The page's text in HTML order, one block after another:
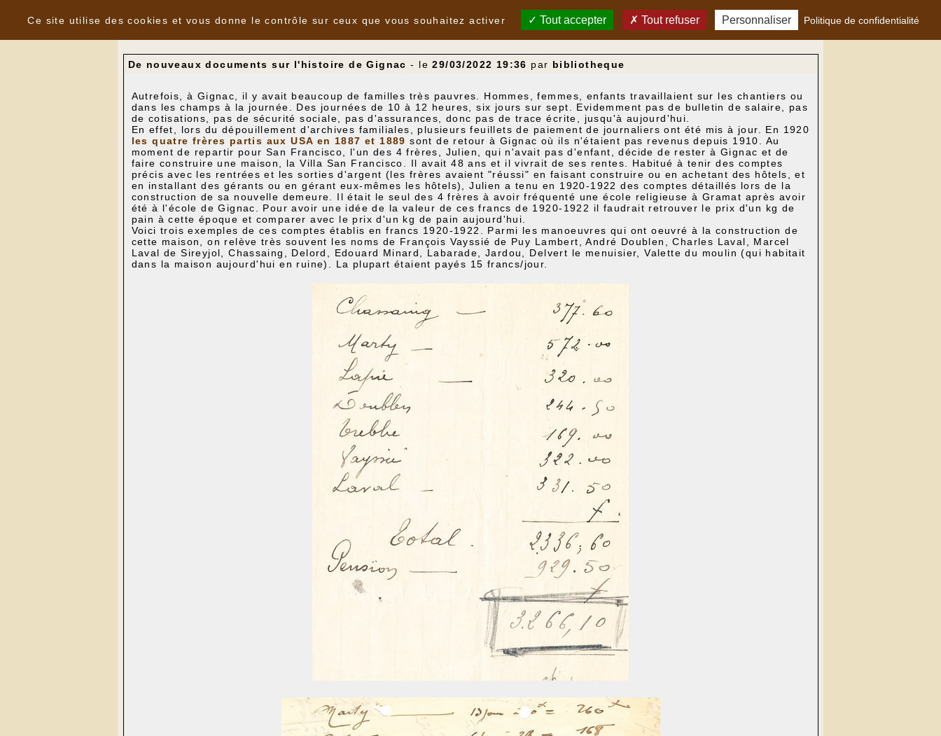
Nouvelles
De nouveaux documents sur l'histoire de Gignac - le29/03/2022 19:36 par bibliotheque
Autrefois, à Gignac, il y avait beaucoup de familles très pauvres. Hommes, femmes, enfants travaillaient sur les chantiers ou
dans les champs à la journée. Des journées de 10 à 12 heures, six jours sur sept. Evidemment pas de bulletin de salaire, pas
de cotisations, pas de sécurité sociale, pas d'assurances, donc pas de trace écrite, jusqu'à aujourd'hui.
En effet, lors du dépouillement d'archives familiales, plusieurs feuillets de paiement de journaliers ont été mis à jour. En 1920
les quatre frères partis aux USA en 1887 et 1889 sont de retour à Gignac où ils n'étaient pas revenus depuis 1910. Au
moment de repartir pour San Francisco, l'un des 4 frères, Julien, qui n'avait pas d'enfant, décide de rester à Gignac et de
faire construire une maison, la Villa San Francisco. Il avait 48 ans et il vivrait de ses rentes. Habitué à tenir des comptes
précis avec les rentrées et les sorties d'argent (les frères avaient "réussi" en faisant construire ou en achetant des hôtels, et
en installant des gérants ou en gérant eux-mêmes les hôtels), Julien a tenu en 1920-1922 des comptes détaillés lors de la
construction de sa nouvelle demeure. Il était le seul des 4 frères à avoir fréquenté une école religieuse à Gramat après avoir
été à l'école de Gignac. Pour avoir une idée de la valeur de ces francs de 1920-1922 il faudrait retrouver le prix d'un kg de
pain à cette époque et comparer avec le prix d'un kg de pain aujourd'hui.
Voici trois exemples de ces comptes établis en francs 1920-1922. Parmi les manoeuvres qui ont oeuvré à la construction de
cette maison, on relève très souvent les noms de François Vayssié de Puy Lambert, André Doublen, Charles Laval, Marcel
Laval de Sireyjol, Chassaing, Delord, Edouard Minard, Labarade, Jardou, Delvert le menuisier, Valette du moulin (qui habitait
dans la maison aujourd'hui en ruine). La plupart étaient payés 15 francs/jour.
Ce site utilise des cookies et vous donne le contrôle sur ceux que vous souhaitez activer
Tout accepter Tout refuser Personnaliser Politique de confidentialité